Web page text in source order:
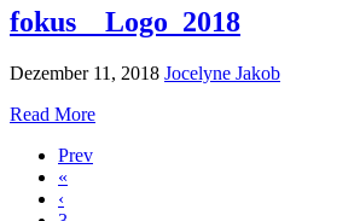
fokus__Logo_2018
Dezember 11, 2018 Jocelyne Jakob
Read More
Prev
«
‹